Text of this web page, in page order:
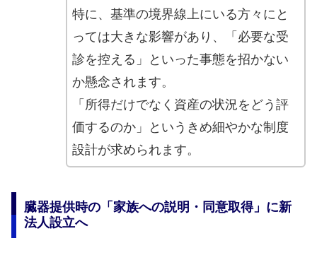
特に、基準の境界線上にいる方々にと
っては大きな影響があり、「必要な受
診を控える」といった事態を招かない
か懸念されます。
「所得だけでなく資産の状況をどう評
価するのか」というきめ細やかな制度
設計が求められます。
臓器提供時の「家族への説明・同意取得」に新
法人設立へ